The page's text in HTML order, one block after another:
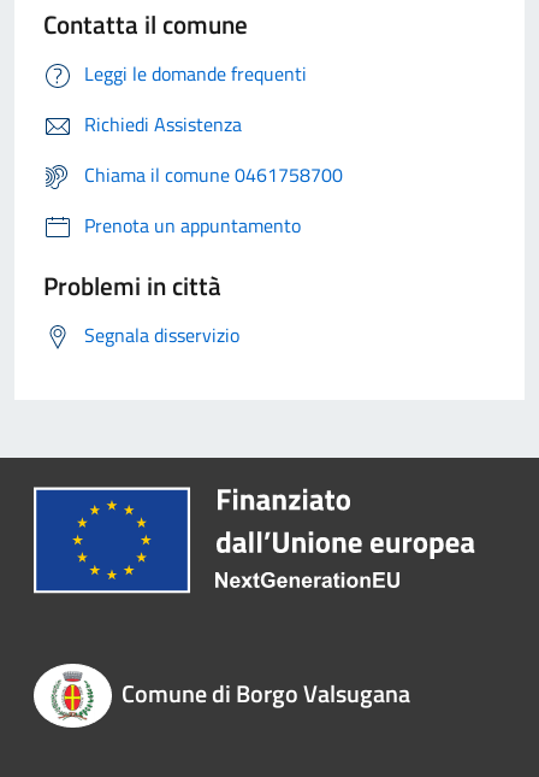
Contatta il comune
Leggi le domande frequenti
Richiedi Assistenza
Chiama il comune 0461758700
Prenota un appuntamento
Problemi in città
Segnala disservizio
Comune di Borgo Valsugana